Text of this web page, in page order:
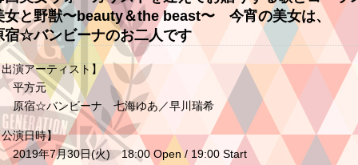
女と野獣〜beauty＆the beast〜 今宵の美女は、
宿☆バンビーナのお二人です
演アーティスト】
方元
宿☆バンビーナ 七海ゆあ／早川瑞希
演日時】
年7月30日(火) 18:00 Open / 19:00 Start